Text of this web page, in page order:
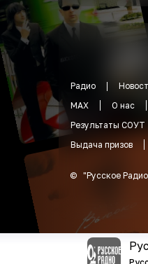
Радио
MAX
О нас
Результаты СОУТ
Выдача призов
© "Русское Радио